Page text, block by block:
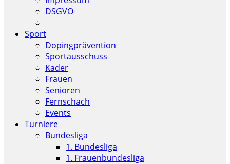
DSGVO
Sport
Dopingprävention
Sportausschuss
Kader
Frauen
Senioren
Fernschach
Events
Turniere
Bundesliga
1. Bundesliga
1. Frauenbundesliga